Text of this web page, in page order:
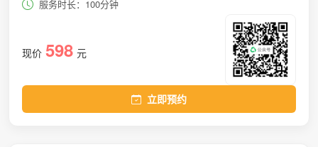
服务时长：100分钟
现价 598 元
立即预约